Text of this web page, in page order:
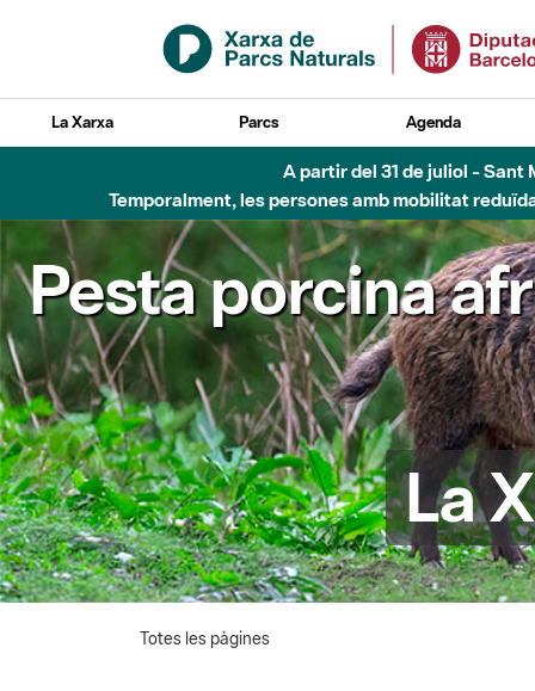
Salta al contingut principal
La Xarxa Parcs Agenda
A partir del 31 de juliol -
Temporalment, les persones amb mobilitat
Pesta porcina
La
Totes les pàgines